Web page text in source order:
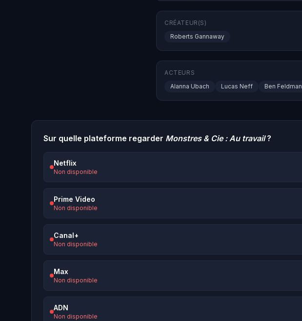
CRÉATEUR(S)
Roberts Gannaway
ACTEURS
Alanna Ubach
Lucas Neff Ben Feldman
Sur quelle plateforme regarder Monstres & Cie : Au travail?
Netflix
Non disponible
Prime Video
Non disponible
Canal+
Non disponible
Max
Non disponible
ADN
Non disponible